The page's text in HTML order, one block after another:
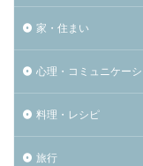
家・住まい
心理・コミュニケー
料理・レシピ
旅行